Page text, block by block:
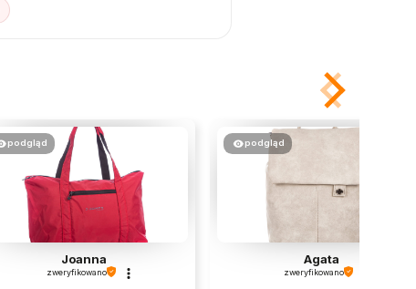
podgląd
Joanna
zweryfikowano
podgląd
Agata
zweryfikowano